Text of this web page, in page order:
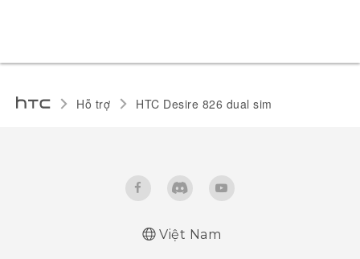
Hỗ trợ HTC Desire 826 dual sim‎
Việt Nam